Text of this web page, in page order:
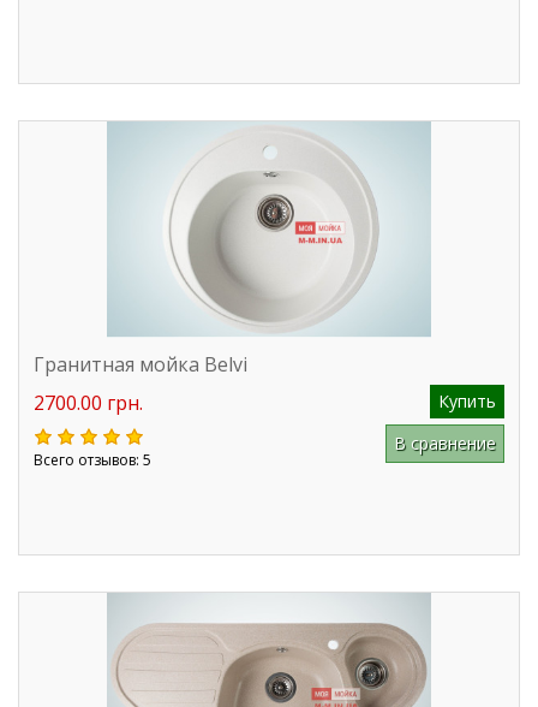
Гранитная мойка Belvi
2700.00 грн.
Купить
Всего отзывов: 5
В сравнение